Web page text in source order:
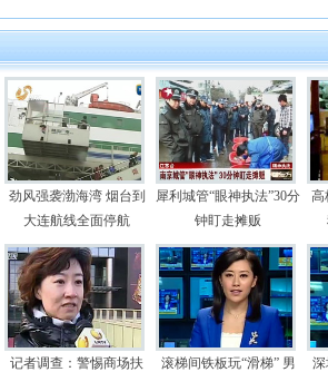
劲风强袭渤海湾 烟台到
大连航线全面停航
犀利城管“眼神执法”30分
钟盯走摊贩
高
记者调查：警惕商场扶
滚梯间铁板玩“滑梯” 男